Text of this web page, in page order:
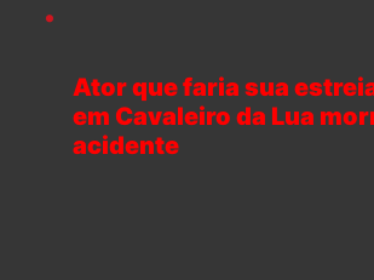
Ator que faria sua
em Cavaleiro da Lua
acidente